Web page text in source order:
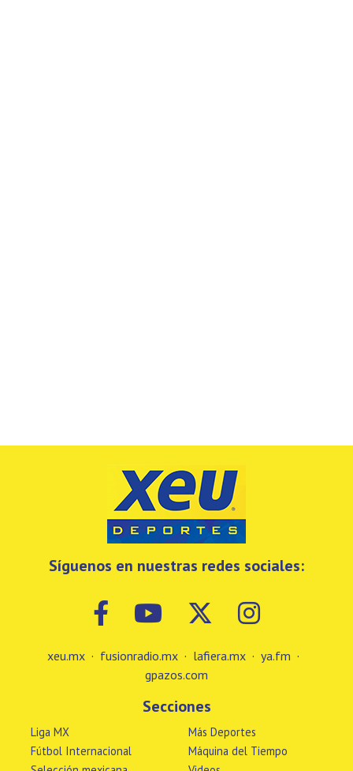
Síguenos en nuestras redes sociales:
xeu.mx · fusionradio.mx · lafiera.mx · ya.fm ·
gpazos.com
Secciones
Liga MX
Fútbol Internacional
Más Deportes
Máquina del Tiempo